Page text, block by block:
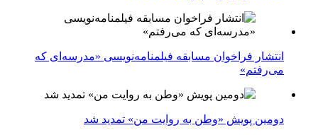
انتشار فراخوان مسابقه فیلمنامه‌نویسی «مدرسه‌ای که
می‌رفتم»
دومین پویش «وطن به روایت من» تمدید شد